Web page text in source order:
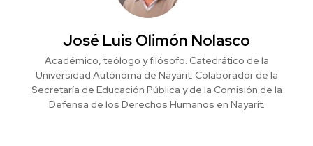
José Luis Olimón Nolasco
Académico, teólogo y filósofo. Catedrático de la
Universidad Autónoma de Nayarit. Colaborador de la
Secretaría de Educación Pública y de la Comisión de la
Defensa de los Derechos Humanos en Nayarit.